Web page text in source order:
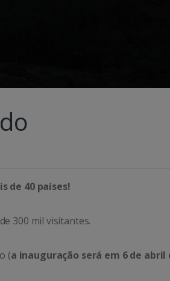
de 40 países!
300 mil visitantes.
(a inauguração será em 6 de abril